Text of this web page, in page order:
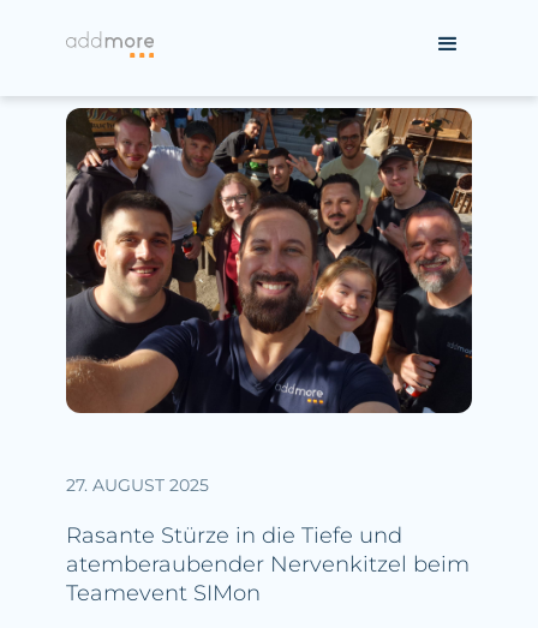
27. AUGUST 2025
Rasante Stürze in die Tiefe und
atemberaubender Nervenkitzel beim
Teamevent SIMon